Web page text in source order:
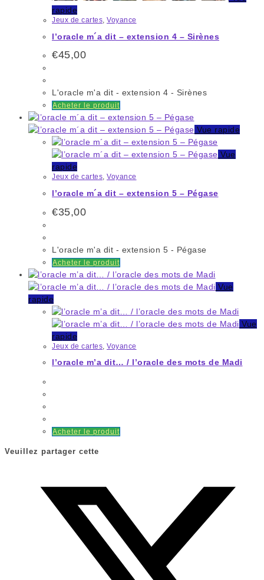
rapide
Jeux de cartes, Voyance
l’oracle m´a dit – extension 4 – Sirènes
€45,00
L'oracle m'a dit - extension 4 - Sirènes
Acheter le produit
Vue rapide
Vue
rapide
Jeux de cartes, Voyance
l’oracle m´a dit – extension 5 – Pégase
€35,00
L'oracle m'a dit - extension 5 - Pégase
Acheter le produit
Vue
rapide
Vue
rapide
Jeux de cartes Voyance
l’oracle m’a dit… / l’oracle des mots de Madi
Acheter le produit
Veuillez partager cette